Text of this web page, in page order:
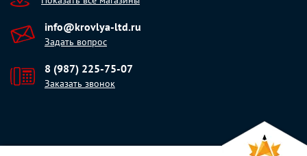
info@krovlya-ltd.ru
Задать вопрос
8 (987) 225-75-07
Заказать звонок